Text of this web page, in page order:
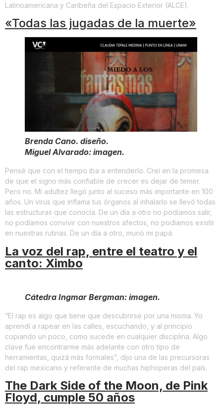
Latinoamericana y Caribeña del Espacio Exterior (ALCE).
«Todas las jugadas de la muerte»
Brenda Cano. diseño.
Miguel Alvarado: imagen.
Pensé que con el tiempo iba a entenderlo. Creí en la promesa
de que el signo más confiable de crecer es dejar de temer.
Pero no. Mi adultez llegó junto al suceso más importante en 100
años. Un virus que inflama tus órganos al inhalarlo se llevó todas
las estructuras que conocía. De un día a otro no podíamos salir,
no podíamos convivir con nuestros afectos, no podíamos existir
en nuestras rutinas. De un día a otro, murió mi papá.
La voz del rap, entre el teatro y el
canto: Ximbo
Cátedra Ingmar Bergman: imagen.
“El rap es algo que tiene que descubrirse por una misma. Yo
aprendí a rapear en las calles, escuchando, y al principio
copiando un poco, como sucede en cualquier disciplina. Algo
clave fue encontrarme más adelante con otro tipo de
herramientas, quizá más formales”, dijo una de las precursoras
del rap mexicano y referente de muchas hiphoperas del país.
The Dark Side of the Moon, de Pink
Floyd, cumple 50 años